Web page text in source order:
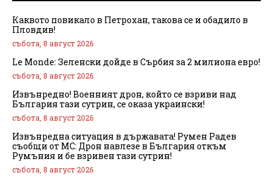
Каквото повикало в Петрохан, такова се и обадило в
Пловдив!
събота, 8 август 2026
Le Monde: Зеленски дойде в Сърбия за 2 милиона евро!
събота, 8 август 2026
Извънредно! Военният дрон, който се взриви над
България тази сутрин, се оказа украински!
събота, 8 август 2026
Извънредна ситуация в държавата! Румен Радев
съобщи от МС: Дрон навлезе в България откъм
Румъния и бе взривен тази сутрин!
събота, 8 август 2026